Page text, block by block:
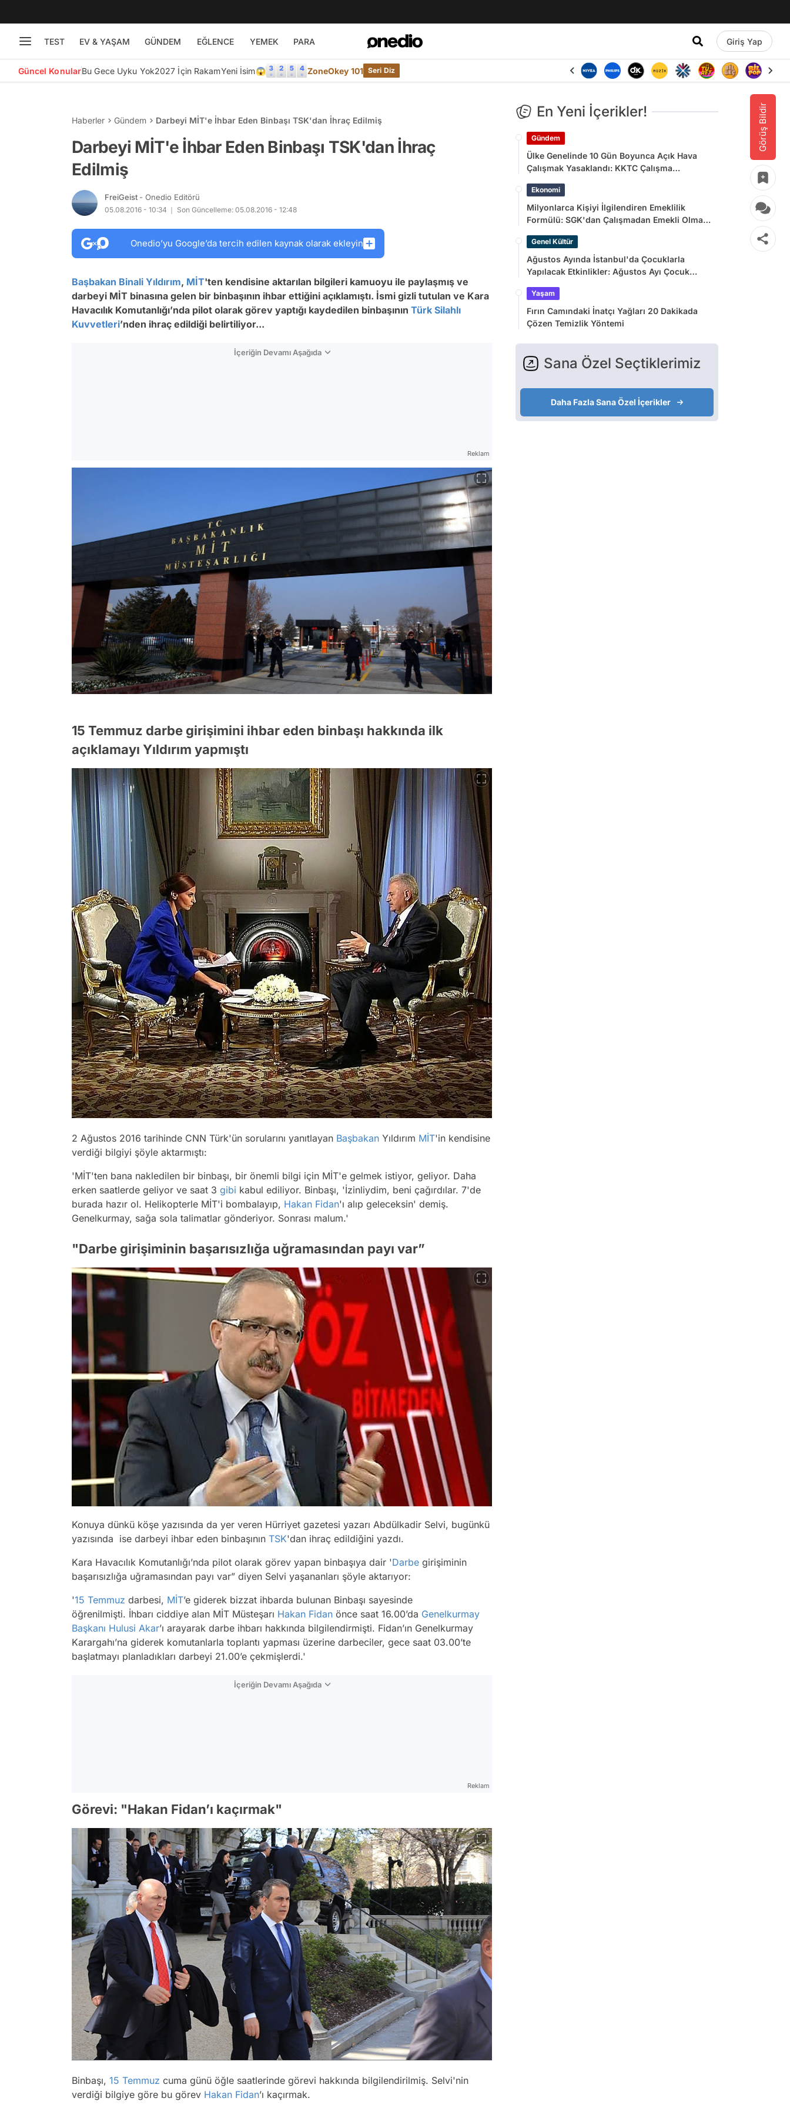
TEST EV & YAŞAM GÜNDEM EĞLENCE YEMEK PARA Giriş Yap
Güncel KonularBu Gece Uyku Yok2027 İçin RakamYeni İsim😱 ZoneOkey 101 Seri Diz
Görüş Bildir
Haberler Gündem Darbeyi MİT'e İhbar Eden Binbaşı TSK'dan İhraç Edilmiş
Darbeyi MİT'e İhbar Eden Binbaşı TSK'dan İhraç
Edilmiş
FreiGeist - Onedio Editörü
05.08.2016 - 10:34 Son Güncelleme: 05.08.2016 - 12:48
Onedio’yu Google’da tercih edilen kaynak olarak ekleyin
Başbakan Binali Yıldırım, MİT'ten kendisine aktarılan bilgileri kamuoyu ile paylaşmış ve
darbeyi MİT binasına gelen bir binbaşının ihbar ettiğini açıklamıştı. İsmi gizli tutulan ve Kara
Havacılık Komutanlığı’nda pilot olarak görev yaptığı kaydedilen binbaşının Türk Silahlı
Kuvvetleri’nden ihraç edildiği belirtiliyor...
İçeriğin Devamı Aşağıda
Reklam
15 Temmuz darbe girişimini ihbar eden binbaşı hakkında ilk
açıklamayı Yıldırım yapmıştı
2 Ağustos 2016 tarihinde CNN Türk'ün sorularını yanıtlayan Başbakan Yıldırım MİT'in kendisine
verdiği bilgiyi şöyle aktarmıştı:
'MİT'ten bana nakledilen bir binbaşı, bir önemli bilgi için MİT'e gelmek istiyor, geliyor. Daha
erken saatlerde geliyor ve saat 3 gibi kabul ediliyor. Binbaşı, 'İzinliydim, beni çağırdılar. 7'de
burada hazır ol. Helikopterle MİT'i bombalayıp, Hakan Fidan'ı alıp geleceksin' demiş.
Genelkurmay, sağa sola talimatlar gönderiyor. Sonrası malum.'
"Darbe girişiminin başarısızlığa uğramasından payı var”
Konuya dünkü köşe yazısında da yer veren Hürriyet gazetesi yazarı Abdülkadir Selvi, bugünkü
yazısında ise darbeyi ihbar eden binbaşının TSK'dan ihraç edildiğini yazdı.
Kara Havacılık Komutanlığı’nda pilot olarak görev yapan binbaşıya dair 'Darbe girişiminin
başarısızlığa uğramasından payı var” diyen Selvi yaşananları şöyle aktarıyor:
'15 Temmuz darbesi, MİT’e giderek bizzat ihbarda bulunan Binbaşı sayesinde
öğrenilmişti. İhbarı ciddiye alan MİT Müsteşarı Hakan Fidan önce saat 16.00’da Genelkurmay
Başkanı Hulusi Akar’ı arayarak darbe ihbarı hakkında bilgilendirmişti. Fidan’ın Genelkurmay
Karargahı’na giderek komutanlarla toplantı yapması üzerine darbeciler, gece saat 03.00’te
başlatmayı planladıkları darbeyi 21.00’e çekmişlerdi.'
İçeriğin Devamı Aşağıda
Reklam
Görevi: "Hakan Fidan’ı kaçırmak"
Binbaşı, 15 Temmuz cuma günü öğle saatlerinde görevi hakkında bilgilendirilmiş. Selvi'nin
verdiği bilgiye göre bu görev Hakan Fidan’ı kaçırmak.
En Yeni İçerikler!
Gündem
Ülke Genelinde 10 Gün Boyunca Açık Hava
Çalışmak Yasaklandı: KKTC Çalışma
Ekonomi
Milyonlarca Kişiyi İlgilendiren Emeklilik
Formülü: SGK'dan Çalışmadan Emekli Olma
Genel Kültür
Ağustos Ayında İstanbul'da Çocuklarla
Yapılacak Etkinlikler: Ağustos Ayı Çocuk
Yaşam
Fırın Camındaki İnatçı Yağları 20 Dakikada
Çözen Temizlik Yöntemi
Sana Özel Seçtiklerimiz
Daha Fazla Sana Özel İçerikler